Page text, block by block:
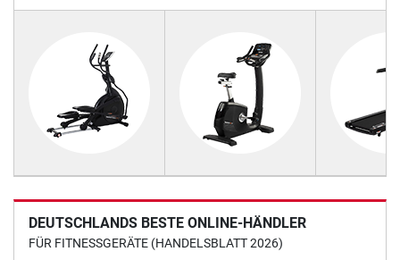
DEUTSCHLANDS BESTE ONLINE-HÄNDLER
FÜR FITNESSGERÄTE (HANDELSBLATT 2026)